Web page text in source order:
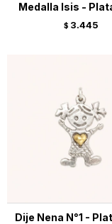
Medalla Isis -
$ 3.445
Dije Nena N°1 -